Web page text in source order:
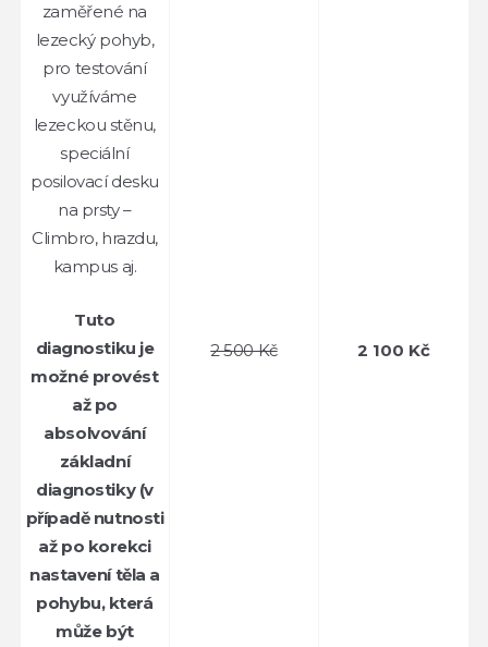
zaměřené na
lezecký pohyb,
pro testování
využíváme
lezeckou stěnu,
speciální
posilovací desku
na prsty –
Climbro, hrazdu,
kampus aj.
Tuto
diagnostiku je
možné provést
až po
absolvování
základní
diagnostiky (v
případě nutnosti
až po korekci
nastavení těla a
pohybu, která
může být
2 500 Kč 2 100 Kč